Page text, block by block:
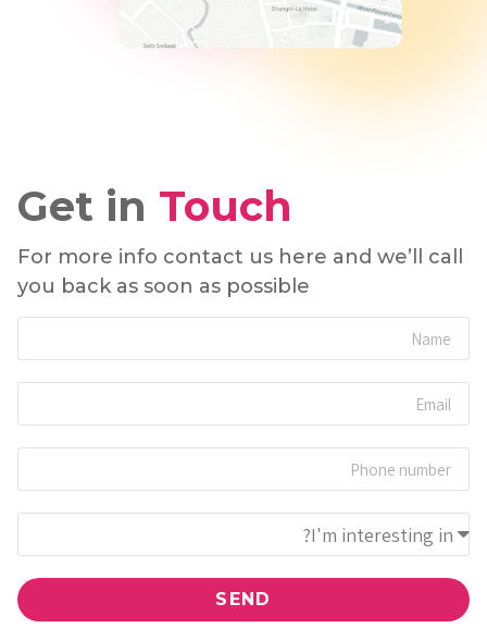
Get in Touch
For more info contact us here and we’ll call
you back as soon as possible
SEND